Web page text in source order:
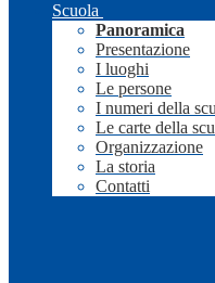
Scuola
Panoramica
Presentazione
I luoghi
Le persone
I numeri della
Le carte della
Organizzazione
La storia
Contatti